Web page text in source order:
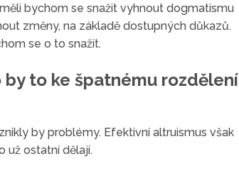
bychom se snažit vyhnout dogmatismu
změny, na základě dostupných důkazů.
se o to snažit.
to ke špatnému rozdělení
by problémy. Efektivní altruismus však
už ostatní dělají.